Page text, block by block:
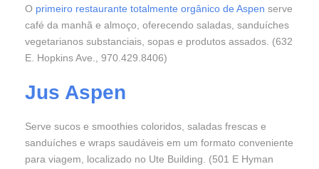
O primeiro restaurante totalmente orgânico de Aspen serve
café da manhã e almoço, oferecendo saladas, sanduíches
vegetarianos substanciais, sopas e produtos assados. (632
E. Hopkins Ave., 970.429.8406)
Jus Aspen
Serve sucos e smoothies coloridos, saladas frescas e
sanduíches e wraps saudáveis em um formato conveniente
para viagem, localizado no Ute Building. (501 E Hyman